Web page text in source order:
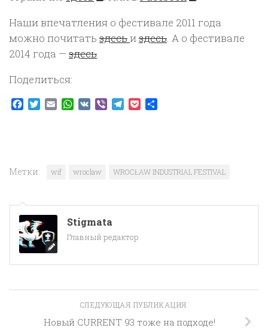
Наши впечатления о фестивале 2011 года
можно почитать здесьиздесь. А о фестивале
2014 года —здесь.
Поделиться:
Facebook
TwitterEmailWhatsApp
VK ViberTelegram
Pocket
Метки: wif wroclaw WROCŁAW INDUSTRIAL FESTIVAL
Stigmata
Главный редактор
СЛЕДУЮЩАЯ ПУБЛИКАЦИЯ
Новый CURRENT 93 тоже на подходе!